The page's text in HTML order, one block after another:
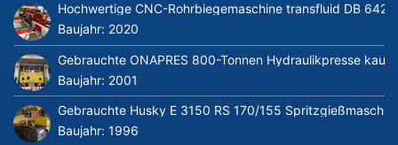
Hochwertige CNC-Rohrbiegemaschine transfluid DB
Baujahr: 2020
Gebrauchte ONAPRES 800-Tonnen Hydraulikpresse
Baujahr: 2001
Gebrauchte Husky E 3150 RS 170/155
Baujahr: 1996